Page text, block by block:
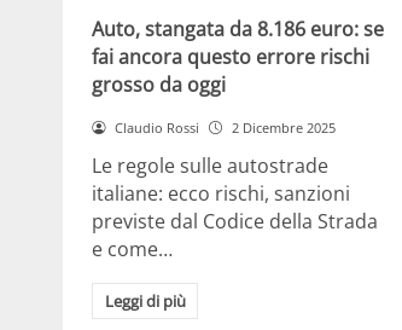
Auto, stangata da 8.186 euro: se
fai ancora questo errore rischi
grosso da oggi
Claudio Rossi 2 Dicembre 2025
Le regole sulle autostrade
italiane: ecco rischi, sanzioni
previste dal Codice della Strada
e come…
Leggi di più